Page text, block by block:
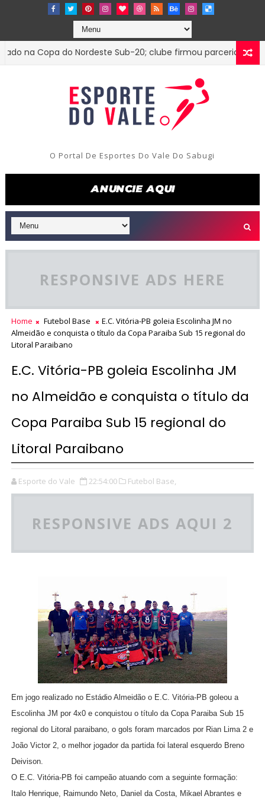
Copa do Nordeste Sub-20; clube firmou parceria com o
O Portal De Esportes Do Vale Do Sabugi
RESPONSIVE ADS HERE
Home Futebol Base
E.C. Vitória-PB goleia Escolinha JM no
Almeidão e conquista o título da Copa Paraiba Sub 15 regional do
Litoral Paraibano
E.C. Vitória-PB goleia Escolinha JM
no Almeidão e conquista o título da
Copa Paraiba Sub 15 regional do
Litoral Paraibano
Esporte do Vale 22:54:00 Futebol Base,
RESPONSIVE ADS AQUI 2
Em jogo realizado no Estádio Almeidão o E.C. Vitória-PB goleou a
Escolinha JM por 4x0 e conquistou o título da Copa Paraiba Sub 15
regional do Litoral paraibano, o gols foram marcados por Rian Lima 2 e
João Victor 2, o melhor jogador da partida foi lateral esquerdo Breno
Deivison.
O E.C. Vitória-PB foi campeão atuando com a seguinte formação:
Italo Henrique, Raimundo Neto, Daniel da Costa, Mikael Abrantes e